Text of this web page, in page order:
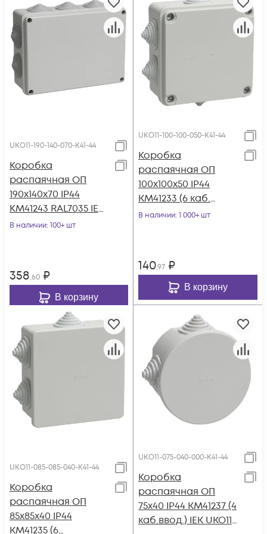
UKO11-190-140-070-K41-44
Коробка
распаячная ОП
190х140х70 IP44
КМ41243 RAL7035 IEK
UKO11-190-140-070-
В наличии: 100+ шт
358,60 ₽
В корзину
UKO11-100-100-050-K41-44
Коробка
распаячная ОП
100х100х50 IP44
KM41233 (6 каб.
ввод.) IEK UKO11-100-
В наличии: 1 000+ шт
140,97 ₽
В корзину
UKO11-085-085-040-K41-44
Коробка
распаячная ОП
85х85х40 IP44
KM41235 (6
UKO11-075-040-000-K41-44
Коробка
распаячная ОП
75х40 IP44 KM41237 (4
каб.ввод.) IEK UKO11-